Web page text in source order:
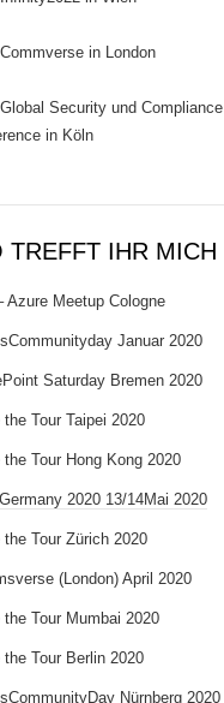
in London
Security und Compliance
in Köln
TREFFT IHR MICH
Azure Meetup Cologne
Januar 2020
Saturday Bremen 2020
the Tour Taipei 2020
the Tour Hong Kong 2020
2020 13/14Mai 2020
the Tour Zürich 2020
(London) April 2020
the Tour Mumbai 2020
the Tour Berlin 2020
Nürnberg 2020